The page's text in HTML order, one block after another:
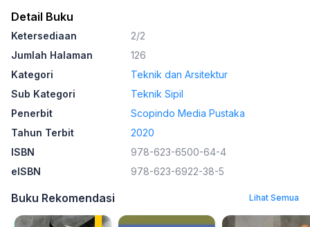
Detail Buku
Ketersediaan
2/2
Jumlah Halaman
126
Kategori
Teknik dan Arsitektur
Sub Kategori
Teknik Sipil
Penerbit
Scopindo Media Pustaka
Tahun Terbit
2020
ISBN
978-623-6500-64-4
eISBN
978-623-6922-38-5
Buku Rekomendasi Lihat Semua